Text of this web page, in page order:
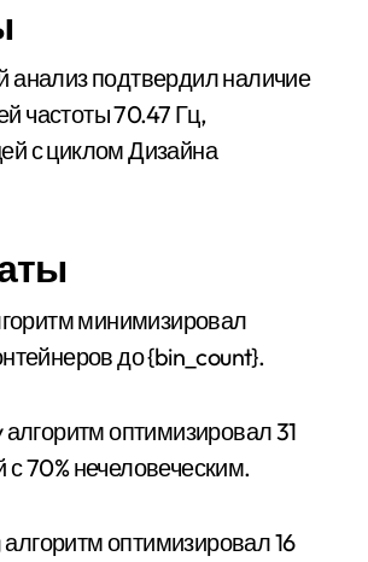
частоты 70.47 Гц,
с циклом Дизайна
минимизировал
до {bin_count}.
оптимизировал 31
70% нечеловеческим.
оптимизировал 16